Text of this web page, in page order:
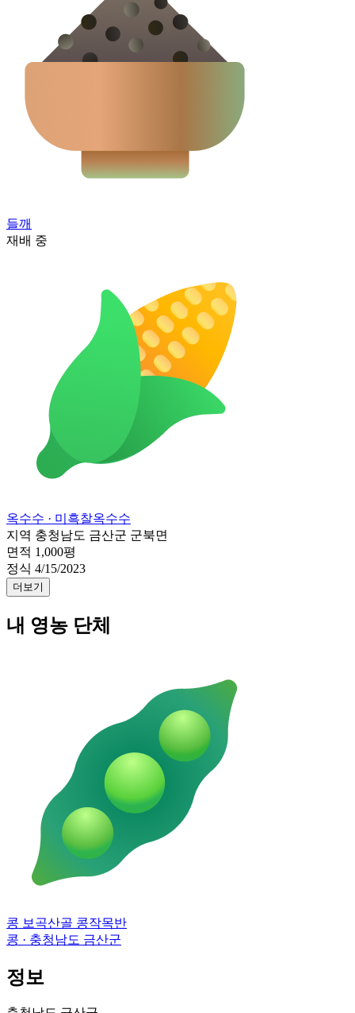
들깨
재배 중
옥수수 · 미흑찰옥수수
지역 충청남도 금산군 군북면
면적 1,000평
정식 4/15/2023
더보기
내 영농 단체
콩 보곡산골 콩작목반
콩 · 충청남도 금산군
정보